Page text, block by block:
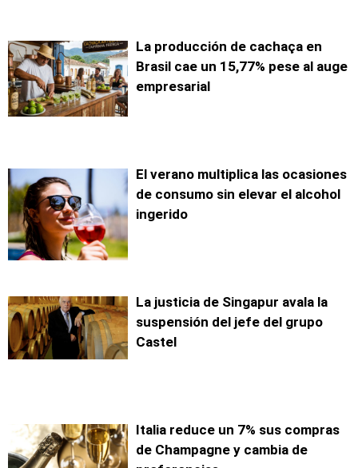
La producción de cachaça en
Brasil cae un 15,77% pese al auge
empresarial
El verano multiplica las ocasiones
de consumo sin elevar el alcohol
ingerido
La justicia de Singapur avala la
suspensión del jefe del grupo
Castel
Italia reduce un 7% sus compras
de Champagne y cambia de